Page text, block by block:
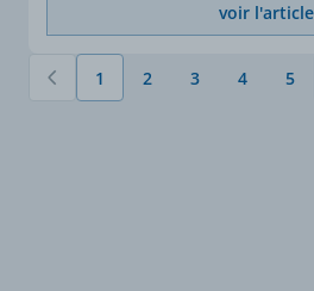
voir l'article
Vous lisez actuellement la
1 Page
2 Page
3 Page
4 5